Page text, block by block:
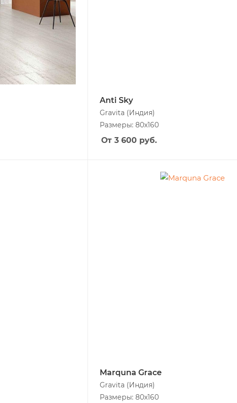
Anti Sky
Gravita (Индия)
Размеры: 80x160
От 3 600 руб.
Marquna Grace
Gravita (Индия)
Размеры: 80x160